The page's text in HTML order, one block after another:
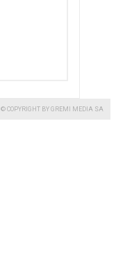
© COPYRIGHT BY GREMI MEDIA SA